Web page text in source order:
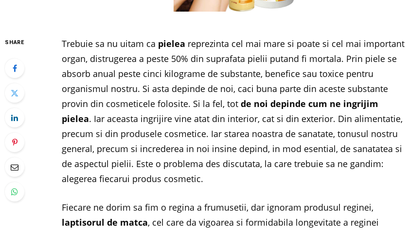
SHARE Trebuie sa nu uitam ca pielea reprezinta cel mai mare si poate si cel mai important
organ, distrugerea a peste 50% din suprafata pielii putand fi mortala. Prin piele se
absorb anual peste cinci kilograme de substante, benefice sau toxice pentru
organismul nostru. Si asta depinde de noi, caci buna parte din aceste substante
provin din cosmeticele folosite. Si la fel, totde noi depinde cum ne ingrijim
pielea. Iar aceasta ingrijire vine atat din interior, cat si din exterior. Din alimentatie,
precum si din produsele cosmetice. Iar starea noastra de sanatate, tonusul nostru
general, precum si increderea in noi insine depind, in mod esential, de sanatatea si
de aspectul pielii. Este o problema des discutata, la care trebuie sa ne gandim:
alegerea fiecarui produs cosmetic.
Fiecare ne dorim sa fim o regina a frumusetii, dar ignoram produsul reginei,
laptisorul de matca, cel care da vigoarea si formidabila longevitate a reginei